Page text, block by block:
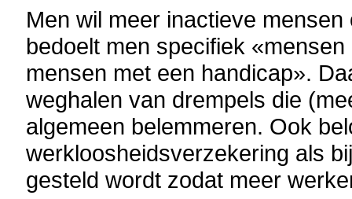
Men wil meer inactieve
bedoelt men specifiek
mensen met een handicap».
weghalen van drempels die
algemeen belemmeren. Ook
werkloosheidsverzekering als
gesteld wordt zodat meer